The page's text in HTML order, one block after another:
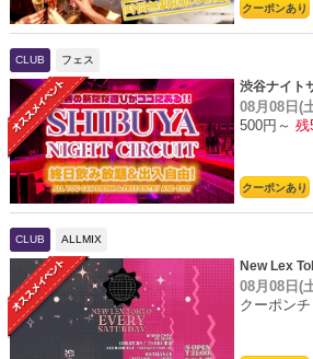
クーポンあり
CLUB フェス
渋谷ナイト
題
08月08日(
500円～ 残
クーポンあり
CLUB ALLMIX
New Lex
08月08日(
クーポン